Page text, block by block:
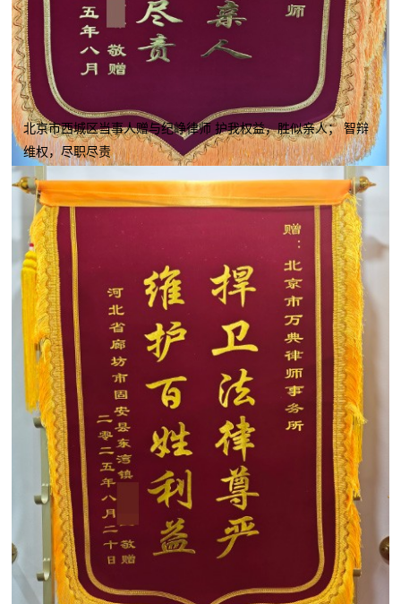
北京市西城区当事人赠与纪峥律师 护我权益，胜似亲人； 智辩
维权，尽职尽责